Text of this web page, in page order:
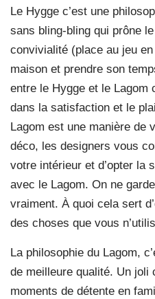
Le Hygge c’est une
sans bling-bling qui prône
convivialité (place au jeu
maison et prendre son
entre le Hygge et le Lagom
dans la satisfaction et le
Lagom est une manière de
déco, les designers vous
votre intérieur et d’opter la
avec le Lagom. On ne
vraiment. À quoi cela sert
des choses que vous
La philosophie du Lagom,
de meilleure qualité. Un joli
moments de détente en